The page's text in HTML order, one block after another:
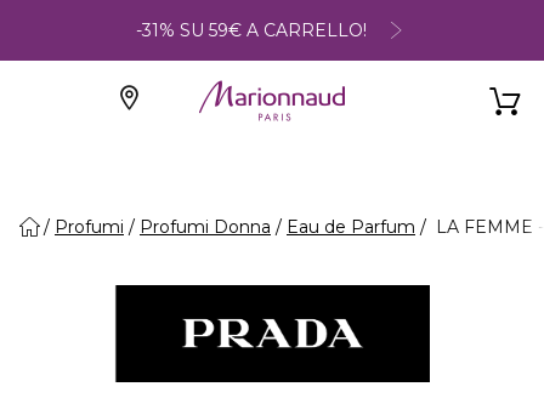
-31% SU 59€ A CARRELLO!
Profumi Profumi Donna Eau de Parfum LA FEMME